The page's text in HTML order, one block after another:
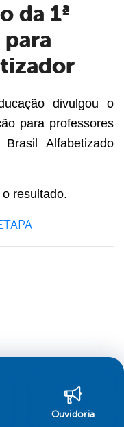
da 1ª
para
divulgou o
para professores
Alfabetizado
resultado.
Ouvidoria